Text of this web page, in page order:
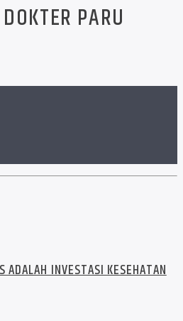
PARU
INVESTASI KESEHATAN